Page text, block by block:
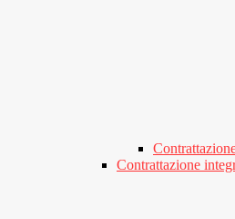
Contrattazione